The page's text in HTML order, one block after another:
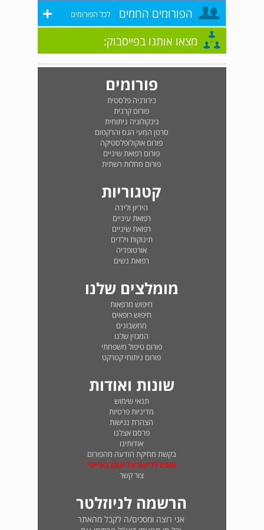
הפורומים החמים לכל הפורומים +
מצאו אותנו בפייסבוק:
פורומים
כירורגיה פלסטית
פורום קרנית
גינקולוגיה ניתוחית
סרטן המעי הגס והרקטום
פורום אוקולופלסטיקה
פורום רפואת שיניים
פורום מחלות רשתית
קטגוריות
היריון ולידה
רפואת עיניים
רפואת שיניים
תינוקות וילדים
אורטופדיה
רפואת נשים
מומלצים שלנו
חיפוש מרפאות
חיפוש רופאים
מחשבונים
המגזין שלנו
פורום טיפול משפחתי
פורום ניתוחי קטרקט
שונות ואודות
תנאי שימוש
מדיניות פרטיות
הצהרת נגישות
פרסם אצלנו
אודותינו
בקשת מחיקת הודעה מהפורום
טופס לדיווח על תוכן בעייתי
צור קשר
הרשמה לניוזלטר
אני רוצה ומסכים/ה לקבל מהאתר